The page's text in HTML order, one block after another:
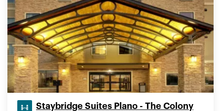
Staybridge Suites Plano - The Colony